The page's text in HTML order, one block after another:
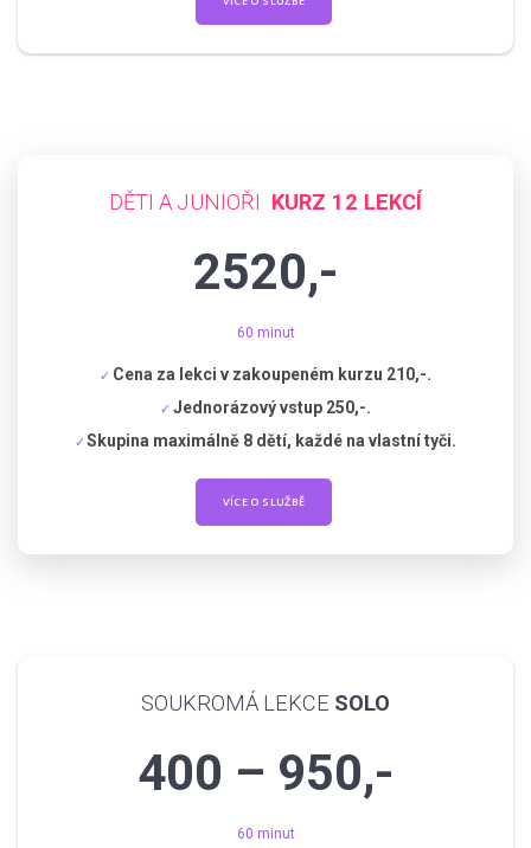
DĚTI A JUNIOŘI KURZ 12 LEKCÍ
2520,-
60 minut
Cena za lekci v zakoupeném kurzu 210,-.
Jednorázový vstup 250,-.
Skupina maximálně 8 dětí, každé na vlastní tyči.
VÍCE O SLUŽBĚ
SOUKROMÁ LEKCE SOLO
400 – 950,-
60 minut